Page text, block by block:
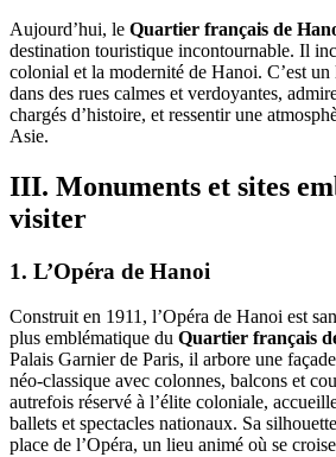
Aujourd’hui, le Quartier français de
destination touristique incontournable. Il
colonial et la modernité de Hanoi. C’est
dans des rues calmes et verdoyantes,
chargés d’histoire, et ressentir une
Asie.
III. Monuments et sites
visiter
1. L’Opéra de Hanoi
Construit en 1911, l’Opéra de Hanoi est
plus emblématique du Quartier français
Palais Garnier de Paris, il arbore une
néo-classique avec colonnes, balcons et
autrefois réservé à l’élite coloniale,
ballets et spectacles nationaux. Sa
place de l’Opéra, un lieu animé où se